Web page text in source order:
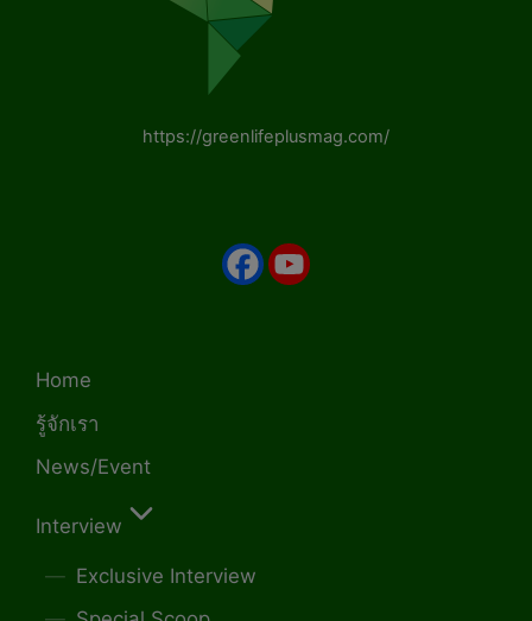
https://greenlifeplusmag.com/
Home
รู้จักเรา
News/Event
Interview
Exclusive Interview